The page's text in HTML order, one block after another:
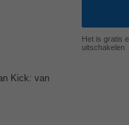
Kick: van
Het is gratis
uitschakelen